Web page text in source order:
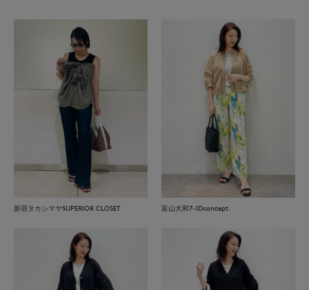
新宿タカシマヤSUPERIOR CLOSET 富山大和7-IDconcept.